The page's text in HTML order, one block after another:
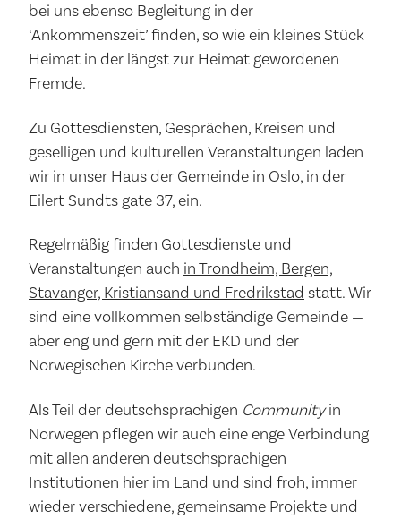
bei uns ebenso Begleitung in der
‘Ankommenszeit’ finden, so wie ein kleines Stück
Heimat in der längst zur Heimat gewordenen
Fremde.
Zu Gottesdiensten, Gesprächen, Kreisen und
geselligen und kulturellen Veranstaltungen laden
wir in unser Haus der Gemeinde in Oslo, in der
Eilert Sundts gate 37, ein.
Regelmäßig finden Gottesdienste und
Veranstaltungen auch in Trondheim, Bergen,
Stavanger, Kristiansand und Fredrikstad statt. Wir
sind eine vollkommen selbständige Gemeinde —
aber eng und gern mit der EKD und der
Norwegischen Kirche verbunden.
Als Teil der deutschsprachigen Communityin
Norwegen pflegen wir auch eine enge Verbindung
mit allen anderen deutschsprachigen
Institutionen hier im Land und sind froh, immer
wieder verschiedene, gemeinsame Projekte und